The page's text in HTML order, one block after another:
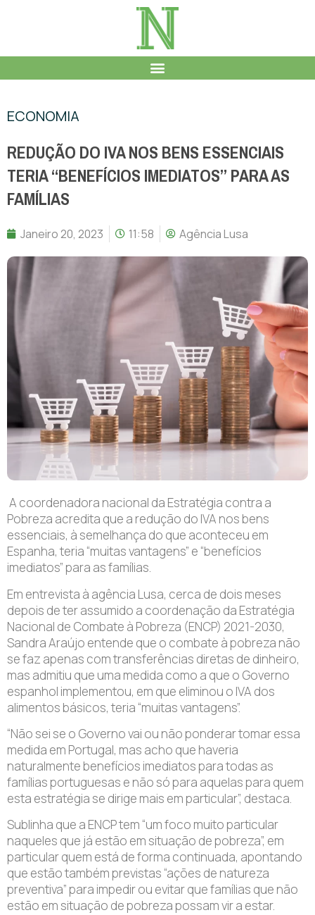
ECONOMIA
REDUÇÃO DO IVA NOS BENS ESSENCIAIS
TERIA “BENEFÍCIOS IMEDIATOS” PARA AS
FAMÍLIAS
Janeiro 20, 2023 11:58 Agência Lusa
A coordenadora nacional da Estratégia contra a
Pobreza acredita que a redução do IVA nos bens
essenciais, à semelhança do que aconteceu em
Espanha, teria “muitas vantagens” e “benefícios
imediatos” para as famílias.
Em entrevista à agência Lusa, cerca de dois meses
depois de ter assumido a coordenação da Estratégia
Nacional de Combate à Pobreza (ENCP) 2021-2030,
Sandra Araújo entende que o combate à pobreza não
se faz apenas com transferências diretas de dinheiro,
mas admitiu que uma medida como a que o Governo
espanhol implementou, em que eliminou o IVA dos
alimentos básicos, teria “muitas vantagens”.
“Não sei se o Governo vai ou não ponderar tomar essa
medida em Portugal, mas acho que haveria
naturalmente benefícios imediatos para todas as
famílias portuguesas e não só para aquelas para quem
esta estratégia se dirige mais em particular”, destaca.
Sublinha que a ENCP tem “um foco muito particular
naqueles que já estão em situação de pobreza”, em
particular quem está de forma continuada, apontando
que estão também previstas “ações de natureza
preventiva” para impedir ou evitar que famílias que não
estão em situação de pobreza possam vir a estar.